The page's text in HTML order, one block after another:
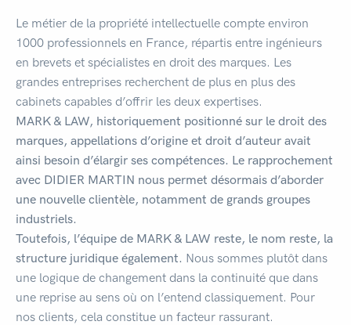
Le métier de la propriété intellectuelle compte environ
1000 professionnels en France, répartis entre ingénieurs
en brevets et spécialistes en droit des marques. Les
grandes entreprises recherchent de plus en plus des
cabinets capables d’offrir les deux expertises.
MARK & LAW, historiquement positionné sur le droit des
marques, appellations d’origine et droit d’auteur avait
ainsi besoin d’élargir ses compétences. Le rapprochement
avec DIDIER MARTIN nous permet désormais d’aborder
une nouvelle clientèle, notamment de grands groupes
industriels.
Toutefois, l’équipe de MARK & LAW reste, le nom reste, la
structure juridique également. Nous sommes plutôt dans
une logique de changement dans la continuité que dans
une reprise au sens où on l’entend classiquement. Pour
nos clients, cela constitue un facteur rassurant.